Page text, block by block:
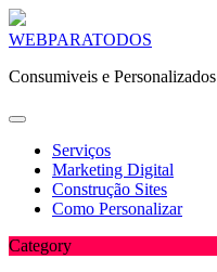
Skip
content
WEBPARATODOS
Consumiveis e Personalizados
Serviços
Marketing Digital
Construção Sites
Como Personalizar
Category